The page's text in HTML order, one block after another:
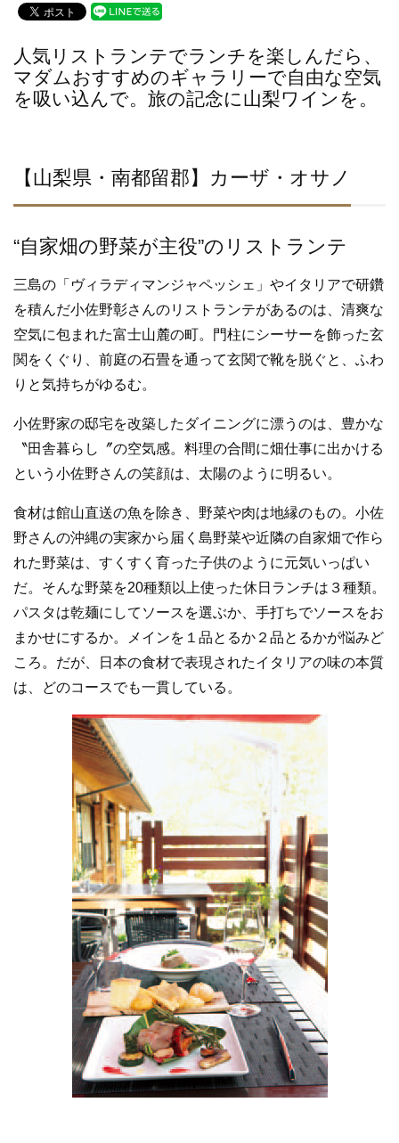
c
e
b
o
tt
er
e
人気リストランテでランチを楽しんだら、
マダムおすすめのギャラリーで自由な空気
を吸い込んで。旅の記念に山梨ワインを。
【山梨県・南都留郡】カーザ・オサノ
“自家畑の野菜が主役”のリストランテ
三島の「ヴィラディマンジャペッシェ」やイタリアで研鑽
を積んだ小佐野彰さんのリストランテがあるのは、清爽な
空気に包まれた富士山麓の町。門柱にシーサーを飾った玄
関をくぐり、前庭の石畳を通って玄関で靴を脱ぐと、ふわ
りと気持ちがゆるむ。
小佐野家の邸宅を改築したダイニングに漂うのは、豊かな
〝田舎暮らし〞の空気感。料理の合間に畑仕事に出かける
という小佐野さんの笑顔は、太陽のように明るい。
食材は館山直送の魚を除き、野菜や肉は地縁のもの。小佐
野さんの沖縄の実家から届く島野菜や近隣の自家畑で作ら
れた野菜は、すくすく育った子供のように元気いっぱい
だ。そんな野菜を20種類以上使った休日ランチは３種類。
パスタは乾麺にしてソースを選ぶか、手打ちでソースをお
まかせにするか。メインを１品とるか２品とるかが悩みど
ころ。だが、日本の食材で表現されたイタリアの味の本質
は、どのコースでも一貫している。